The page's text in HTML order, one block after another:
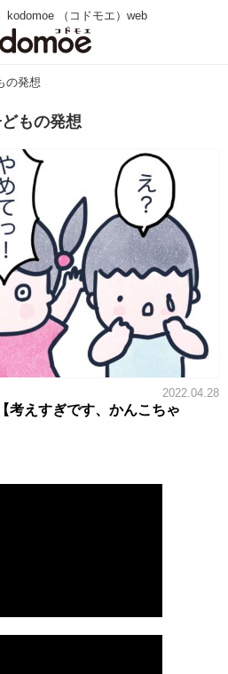
kodomoe （コドモエ）web
の発想
もの発想
2022.04.28
えすぎです、かんこちゃ